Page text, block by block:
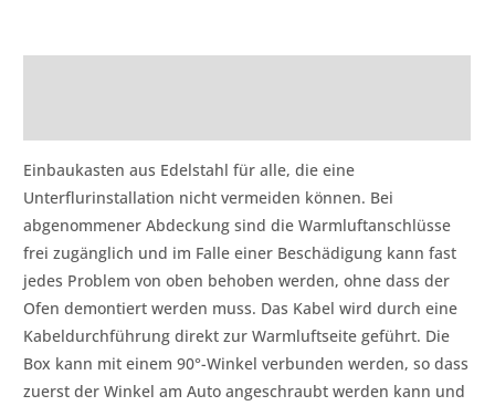
Einbaukasten aus Edelstahl für alle, die eine
Unterflurinstallation nicht vermeiden können. Bei
abgenommener Abdeckung sind die Warmluftanschlüsse
frei zugänglich und im Falle einer Beschädigung kann fast
jedes Problem von oben behoben werden, ohne dass der
Ofen demontiert werden muss. Das Kabel wird durch eine
Kabeldurchführung direkt zur Warmluftseite geführt. Die
Box kann mit einem 90°-Winkel verbunden werden, so dass
zuerst der Winkel am Auto angeschraubt werden kann und